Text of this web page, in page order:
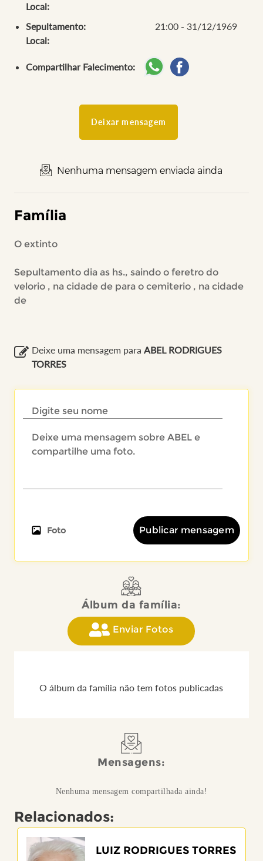
Local:
Sepultamento:
21:00 - 31/12/1969
Local:
Compartilhar Falecimento:
Deixar mensagem
Nenhuma mensagem enviada ainda
Família
O extinto
Sepultamento dia as hs., saindo o feretro do
velorio , na cidade de para o cemiterio , na cidade
de
Deixe uma mensagem para ABEL RODRIGUES
TORRES
Foto Publicar mensagem
Álbum da família:
Enviar Fotos
O álbum da família não tem fotos publicadas
Mensagens:
Nenhuma mensagem compartilhada ainda!
Relacionados:
LUIZ RODRIGUES TORRES